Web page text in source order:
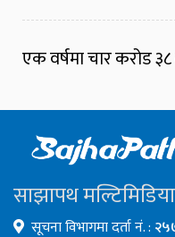
एक वर्षमा चार करोड
साझापथ मल्टिमिडिया
सूचना विभागमा दर्ता नं. :